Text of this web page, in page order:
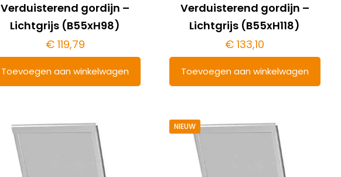
Verduisterend gordijn –
Lichtgrijs (B55xH98)
€119,79
Toevoegen aan winkelwagen
Verduisterend gordijn –
Lichtgrijs (B55xH118)
€ 133,10
Toevoegen aan winkelwagen
NIEUW